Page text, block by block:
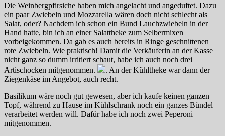
Die Weinbergpfirsiche haben mich angelacht und angeduftet. Dazu
ein paar Zwiebeln und Mozzarella wären doch nicht schlecht als
Salat, oder? Nachdem ich schon ein Bund Lauchzwiebeln in der
Hand hatte, bin ich an einer Salattheke zum Selbermixen
vorbeigekommen. Da gab es auch bereits in Ringe geschnittenen
rote Zwiebeln. Wie praktisch! Damit die Verkäuferin an der Kasse
nicht ganz so dumm irritiert schaut, habe ich auch noch drei
Artischocken mitgenommen.
. An der Kühltheke war dann der
Ziegenkäse im Angebot, auch recht.
Basilikum wäre noch gut gewesen, aber ich kaufe keinen ganzen
Topf, während zu Hause im Kühlschrank noch ein ganzes Bündel
verarbeitet werden will. Dafür habe ich noch zwei Peperoni
mitgenommen.